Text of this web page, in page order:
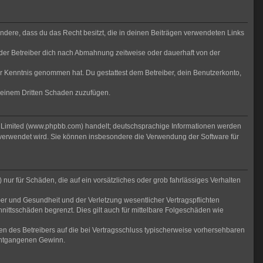
dass du das Recht besitzt, die in deinen Beiträgen verwendeten Links
Betreiber dich nach Abmahnung zeitweise oder dauerhaft von der
genommen hat. Du gestattest dem Betreiber, dein Benutzerkonto,
Dritten Schaden zuzufügen.
(www.phpbb.com) handelt; deutschsprachige Informationen werden
wird. Sie können insbesondere die Verwendung der Software für
für Schäden, die auf ein vorsätzliches oder grob fahrlässiges Verhalten
und Gesundheit und der Verletzung wesentlicher Vertragspflichten
begrenzt. Dies gilt auch für mittelbare Folgeschäden wie
des Betreibers auf die bei Vertragsschluss typischerweise vorhersehbaren
Gewinn.